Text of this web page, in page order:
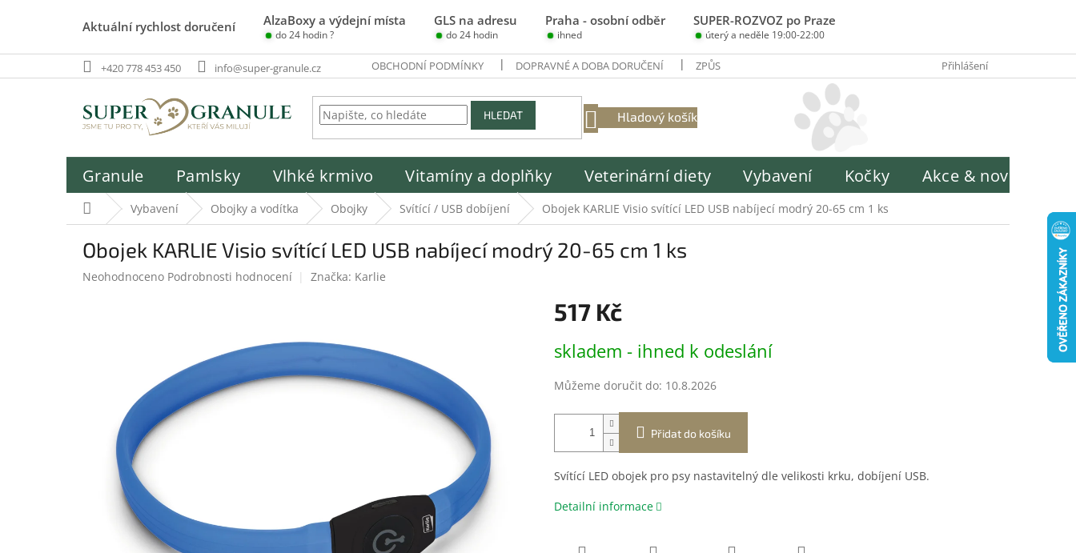
Aktuální rychlost doručení AlzaBoxy a výdejní místa GLS na adresu Praha - osobní odběr SUPER-ROZVOZ po Praze
do 24 hodin ? do 24 hodin ihned úterý a neděle 19:00-22:00
+420 778 453 450 info@super-granule.cz OBCHODNÍ PODMÍNKY DOPRAVNÉ A DOBA DORUČENÍ ZPŮSOBY PLATBY INFORMACE O ZPRACOVÁNÍ OSOBNÍCH ÚDAJŮ
Přihlášení
HLEDAT
NÁKUPNÍ
Hladový košík
Granule Pamlsky Vlhké krmivo Vitamíny a doplňky Veterinární diety Vybavení Kočky Akce & novinky
Domů Vybavení Obojky a vodítka Obojky Svítící / USB dobíjení Obojek KARLIE Visio svítící LED USB nabíjecí modrý 20-65 cm 1 ks
Obojek KARLIE Visio svítící LED USB nabíjecí modrý 20-65 cm 1 ks
Průměrné
Neohodnoceno Podrobnosti hodnocení Značka: Karlie
517 Kč
cena:
skladem - ihned k odeslání
Můžeme doručit do: 10.8.2026
Přidat do košíku
Svítící LED obojek pro psy nastavitelný dle velikosti krku, dobíjení USB.
Detailní informace